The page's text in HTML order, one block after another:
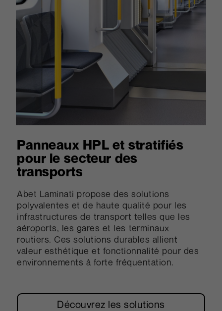
Panneaux HPL et stratifiés
pour le secteur des
transports
Abet Laminati propose des solutions
polyvalentes et de haute qualité pour les
infrastructures de transport telles que les
aéroports, les gares et les terminaux
routiers. Ces solutions durables allient
valeur esthétique et fonctionnalité pour des
environnements à forte fréquentation.
Découvrez les solutions